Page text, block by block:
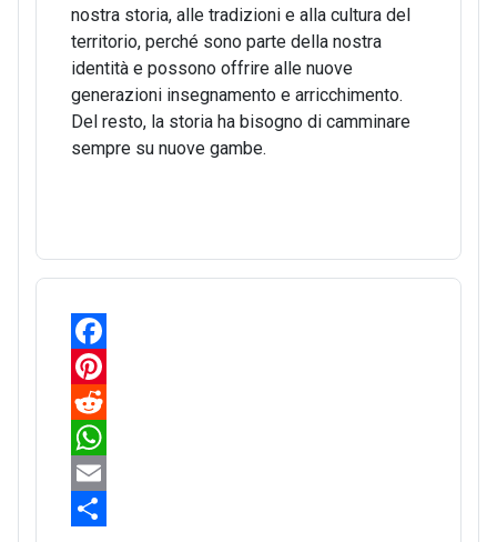
nostra storia, alle tradizioni e alla cultura del
territorio, perché sono parte della nostra
identità e possono offrire alle nuove
generazioni insegnamento e arricchimento.
Del resto, la storia ha bisogno di camminare
sempre su nuove gambe.
F
a
c
e
b
P
n
R
e
d
W
hE